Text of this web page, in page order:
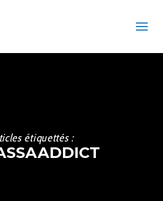
étiquettés :